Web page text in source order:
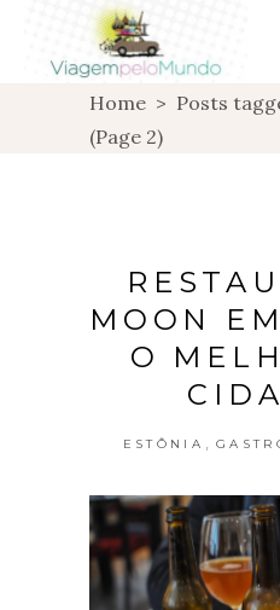
Home > Posts
(Page 2)
MOON
O
ESTÔNIA